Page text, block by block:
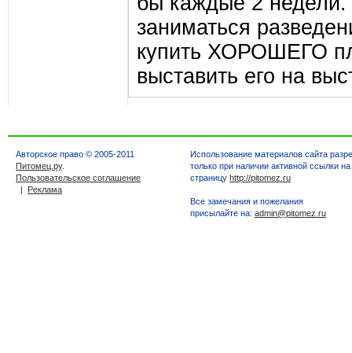
заниматься
купить ХОРОШЕГО
выставить его на
Авторское право © 2005-2011
Питомец.ру.
Пользовательское соглашение
| Реклама
Использование материалов сайта
только при наличии активной ссылки
страницу http://pitomez.ru
Все замечания и пожелания
присылайте на: admin@pitomez.ru